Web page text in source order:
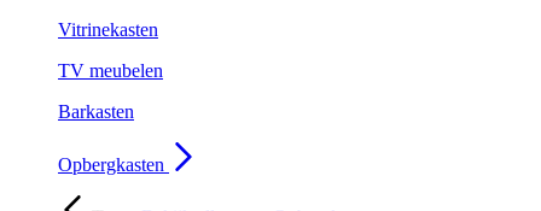
Vitrinekasten
TV meubelen
Barkasten
Opbergkasten